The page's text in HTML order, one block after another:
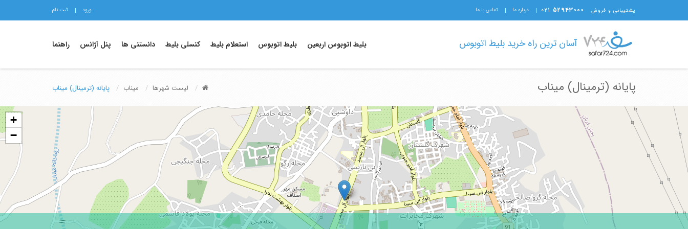
پشتیبانی و فروش ۵۲۹۴۳۰۰۰ ۰۲۱ درباره ما تماس با ما ورود ثبت نام
آسان ترین راه خرید بلیط اتوبوس بلیط اتوبوس اربعین بلیط اتوبوس استعلام بلیط کنسلی بلیط دانستنی ها پنل آژانس راهنما
پایانه (ترمینال) میناب لیست شهرها میناب پایانه (ترمینال) میناب
+
−